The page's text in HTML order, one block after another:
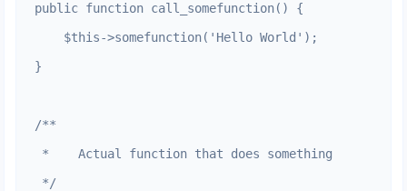
public function call_somefunction() {
    $this->somefunction('Hello World');
}
/**
*    Actual function that does something
*/